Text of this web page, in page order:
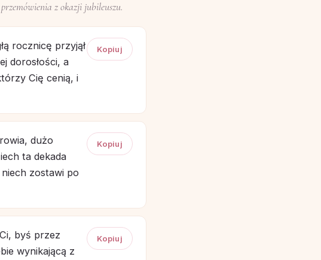
z okazji jubileuszu.
rocznicę przyjął
dorosłości, a
Cię cenią, i
Kopiuj
dużo
ta dekada
zostawi po
Kopiuj
byś przez
wynikającą z
Kopiuj